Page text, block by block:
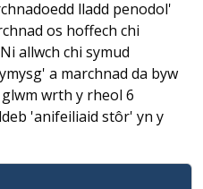
lladd penodol'
os hoffech chi
allwch chi symud
a marchnad da byw
wrth y rheol 6
'anifeiliaid stôr' yn y